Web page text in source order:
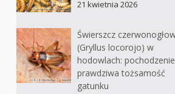
21 kwietnia 2026
Świerszcz
(Gryllus locorojo) w
hodowlach:
prawdziwa tożsamość
gatunku